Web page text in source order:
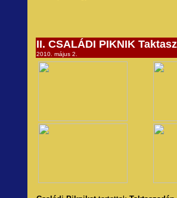
II. CSALÁDI PIKNIK
2010. május 2.